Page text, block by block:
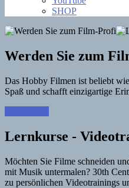
SHOP
Werden Sie zum
Das Hobby Filmen ist beliebt
Spaß und schafft einzigartige
Lernkurse -
Möchten Sie Filme schneiden
mit Musik untermalen? 30th
zu persönlichen Videotrainings